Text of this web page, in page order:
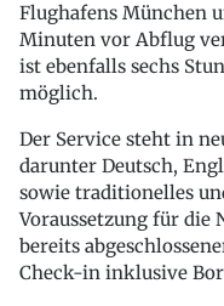
Flughafens München
Minuten vor Abflug
ist ebenfalls sechs
möglich.
Der Service steht in
darunter Deutsch,
sowie traditionelles
Voraussetzung für die
bereits
Check-in inklusive